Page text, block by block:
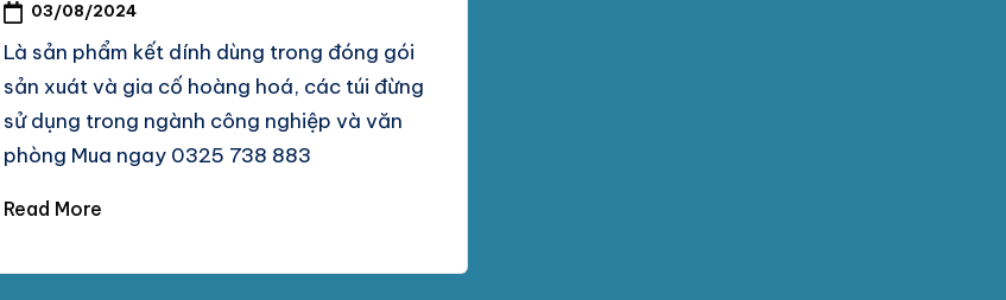
03/08/2024
Là sản phẩm kết dính dùng trong đóng gói
sản xuát và gia cố hoàng hoá, các túi đừng
sử dụng trong ngành công nghiệp và văn
phòng Mua ngay 0325 738 883
Read More